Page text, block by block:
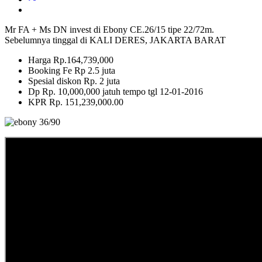
Mr FA + Ms DN invest di Ebony CE.26/15 tipe 22/72m.
Sebelumnya tinggal di KALI DERES, JAKARTA BARAT
Harga Rp.164,739,000
Booking Fe Rp 2.5 juta
Spesial diskon Rp. 2 juta
Dp Rp. 10,000,000 jatuh tempo tgl 12-01-2016
KPR Rp. 151,239,000.00